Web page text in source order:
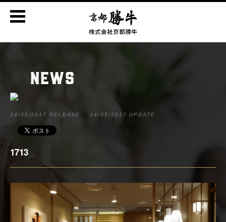
NEWS
24/05/2017 RELEASE 24/05/2017 UPDATE
1713